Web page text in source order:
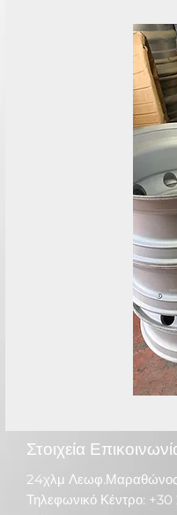
Στοιχεία
24χλμ
Τηλεφωνικό Κέντρο: +30